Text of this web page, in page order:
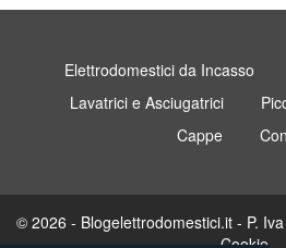
Elettrodomestici da Incasso
Lavatrici e Asciugatrici
Cappe
© 2026 - Blogelettrodomestici.it - P.
Cookie